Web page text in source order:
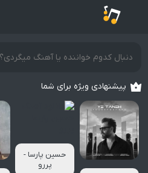
پیشنهادی ویژه برای شما
حسین پارسا -
پررو